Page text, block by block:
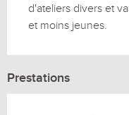
d'ateliers divers et
et moins jeunes.
Prestations